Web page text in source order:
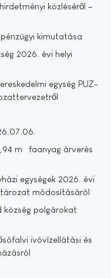
közléséről –
kimutatása
2026. évi helyi
egység PUZ-
m³ faanyag árverés
egységek 2026. évi
módosításáról
község polgárokat
ivóvízellátási és